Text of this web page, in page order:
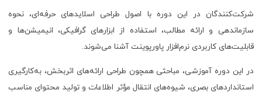
شرکت‌کنندگان در این دوره با اصول طراحی اسلایدهای حرفه‌ای، نحوه
سازماندهی و ارائه مطالب، استفاده از ابزارهای گرافیکی، انیمیشن‌ها و
قابلیت‌های کاربردی نرم‌افزار پاورپوینت آشنا می‌شوند.
در این دوره آموزشی، مباحثی همچون طراحی ارائه‌های اثربخش، به‌کارگیری
استانداردهای بصری، شیوه‌های انتقال مؤثر اطلاعات و تولید محتوای مناسب